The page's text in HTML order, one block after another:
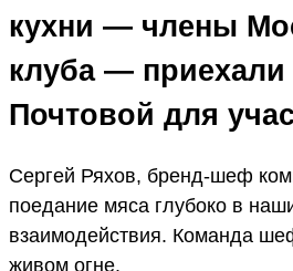
кухни — члены
клуба —
Почтовой для
Сергей Ряхов, бренд-шеф
поедание мяса глубоко в
взаимодействия. Команда
живом огне.